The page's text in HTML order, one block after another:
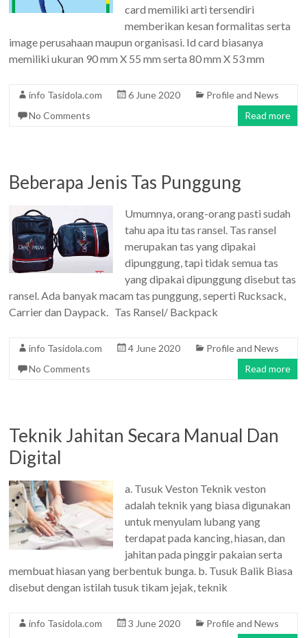
card memiliki arti tersendiri
memberikan kesan formalitas serta
image perusahaan maupun organisasi. Id card biasanya
memiliki ukuran 90 mm X 55 mm serta 80 mm X 53 mm
info Tasidola.com 6 June 2020
Profile and News
No Comments
Read more
Beberapa Jenis Tas Punggung
Umumnya, orang-orang pasti sudah
tahu apa itu tas ransel. Tas ransel
merupakan tas yang dipakai
dipunggung, tapi tidak semua tas
yang dipakai dipunggung disebut tas
ransel. Ada banyak macam tas punggung, seperti Rucksack,
Carrier dan Daypack. Tas Ransel/ Backpack
info Tasidola.com 4 June 2020
Profile and News
No Comments
Read more
Teknik Jahitan Secara Manual Dan
Digital
a. Tusuk Veston Teknik veston
adalah teknik yang biasa digunakan
untuk menyulam lubang yang
terdapat pada kancing, hiasan, dan
jahitan pada pinggir pakaian serta
membuat hiasan yang berbentuk bunga. b. Tusuk Balik Biasa
disebut dengan istilah tusuk tikam jejak, teknik
info Tasidola.com 3 June 2020
Profile and News